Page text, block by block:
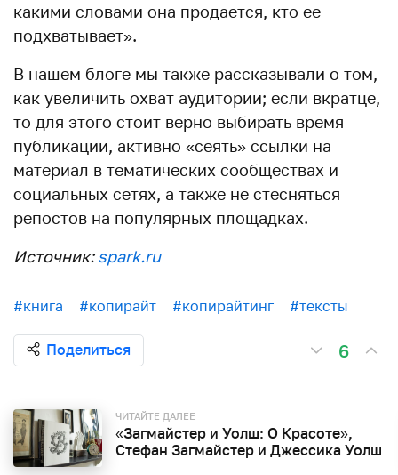
какими словами она продается, кто ее
подхватывает».
В нашем блоге мы также рассказывали о том,
как увеличить охват аудитории; если вкратце,
то для этого стоит верно выбирать время
публикации, активно «сеять» ссылки на
материал в тематических сообществах и
социальных сетях, а также не стесняться
репостов на популярных площадках.
Источник:spark.ru
#книга #копирайт #копирайтинг #тексты
Поделиться 6
ЧИТАЙТЕ ДАЛЕЕ
«Загмайстер и Уолш: О Красоте»,
Стефан Загмайстер и Джессика Уолш